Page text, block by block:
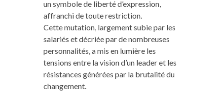
un symbole de liberté d’expression,
affranchi de toute restriction.
Cette mutation, largement subie par les
salariés et décriée par de nombreuses
personnalités, a mis en lumière les
tensions entre la vision d’un leader et les
résistances générées par la brutalité du
changement.